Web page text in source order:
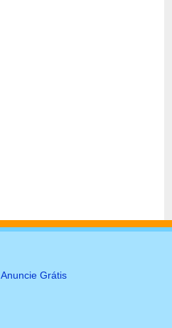
Anuncie Grátis